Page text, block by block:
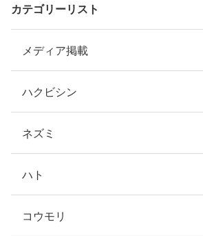
カテゴリーリスト
メディア掲載
ハクビシン
ネズミ
ハト
コウモリ